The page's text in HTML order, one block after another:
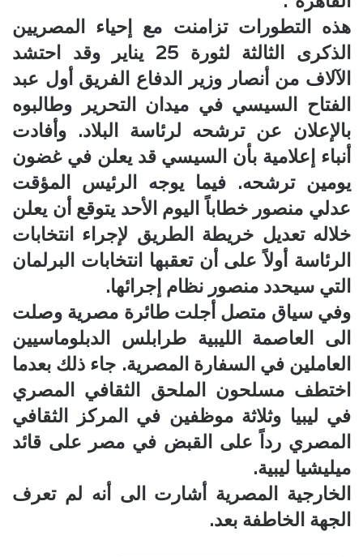
هذه التطورات تزامنت مع إحياء المصريين
الذكرى الثالثة لثورة 25 يناير وقد احتشد
الآلاف من أنصار وزير الدفاع الفريق أول عبد
الفتاح السيسي في ميدان التحرير وطالبوه
بالإعلان عن ترشحه لرئاسة البلاد. وأفادت
أنباء إعلامية بأن السيسي قد يعلن في غضون
يومين ترشحه. فيما يوجه الرئيس المؤقت
عدلي منصور خطاباً اليوم الأحد يتوقع أن يعلن
خلاله تعديل خريطة الطريق لإجراء انتخابات
الرئاسة أولاً على أن تعقبها انتخابات البرلمان
التي سيحدد منصور نظام إجرائها.
وفي سياق متصل أجلت طائرة مصرية وصلت
الى العاصمة الليبية طرابلس الدبلوماسيين
العاملين في السفارة المصرية. جاء ذلك بعدما
اختطف مسلحون الملحق الثقافي المصري
في ليبيا وثلاثة موظفين في المركز الثقافي
المصري رداً على القبض في مصر على قائد
ميليشيا ليبية.
الخارجية المصرية أشارت الى أنه لم تعرف
الجهة الخاطفة بعد.